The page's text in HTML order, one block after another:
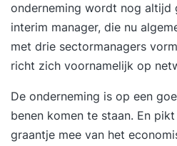
onderneming wordt nog altijd
interim manager, die nu
met drie sectormanagers
richt zich voornamelijk op
De onderneming is op een
benen komen te staan. En
graantje mee van het